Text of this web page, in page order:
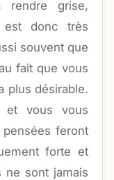
grise,
est donc très
souvent que
fait que vous
plus désirable.
et vous vous
feront
forte et
ne sont jamais